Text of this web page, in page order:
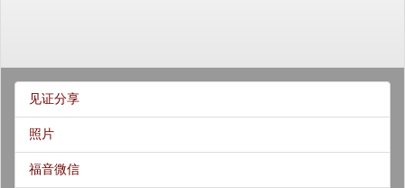
见证分享
照片
福音微信